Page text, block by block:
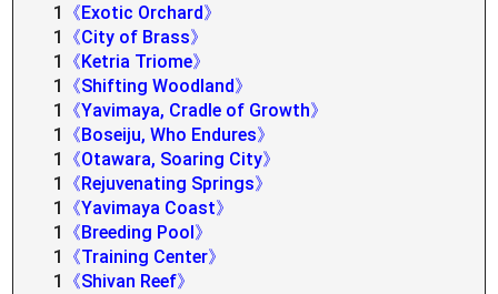
1
《Exotic Orchard》
1
《City of Brass》
1
《Ketria Triome》
1
《Shifting Woodland》
1
《Yavimaya, Cradle of Growth》
1
《Boseiju, Who Endures》
1
《Otawara, Soaring City》
1
《Rejuvenating Springs》
1
《Yavimaya Coast》
1
《Breeding Pool》
1
《Training Center》
1
《Shivan Reef》